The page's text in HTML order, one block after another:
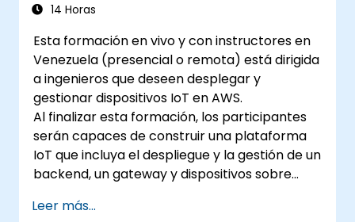
14 Horas
Esta formación en vivo y con instructores en
Venezuela (presencial o remota) está dirigida
a ingenieros que deseen desplegar y
gestionar dispositivos IoT en AWS.
Al finalizar esta formación, los participantes
serán capaces de construir una plataforma
IoT que incluya el despliegue y la gestión de un
backend, un gateway y dispositivos sobre
Leer más...